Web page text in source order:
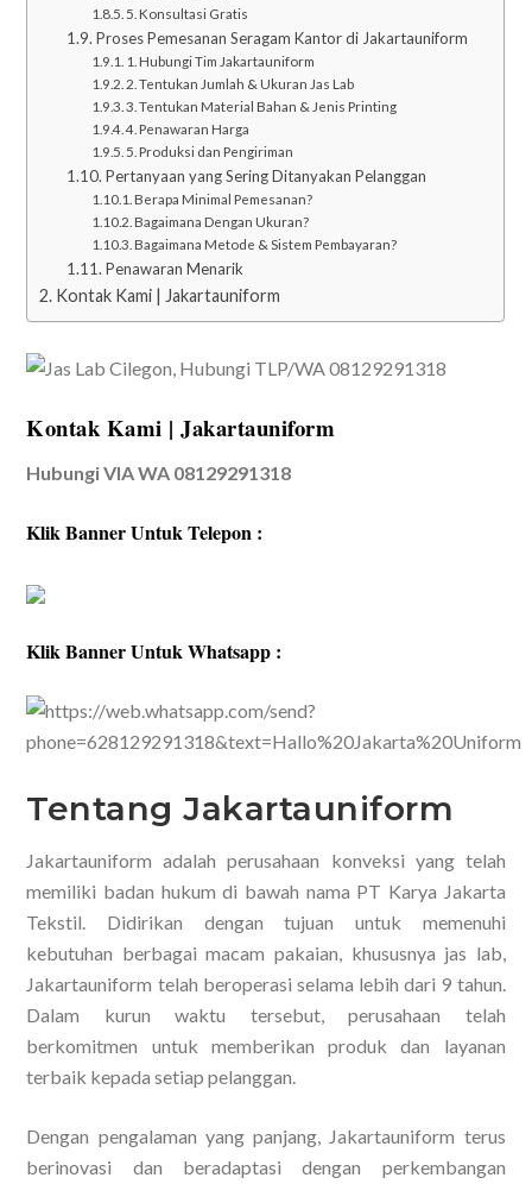
5. Konsultasi Gratis
Proses Pemesanan Seragam Kantor di Jakartauniform
1. Hubungi Tim Jakartauniform
2. Tentukan Jumlah & Ukuran Jas Lab
3. Tentukan Material Bahan & Jenis Printing
4. Penawaran Harga
5. Produksi dan Pengiriman
Pertanyaan yang Sering Ditanyakan Pelanggan
Berapa Minimal Pemesanan?
Bagaimana Dengan Ukuran?
Bagaimana Metode & Sistem Pembayaran?
Penawaran Menarik
Kontak Kami | Jakartauniform
Kontak Kami | Jakartauniform
Hubungi VIA WA 08129291318
Klik Banner Untuk Telepon :
Klik Banner Untuk Whatsapp :
Tentang Jakartauniform
Jakartauniform adalah perusahaan konveksi yang telah
memiliki badan hukum di bawah nama PT Karya Jakarta
Tekstil. Didirikan dengan tujuan untuk memenuhi
kebutuhan berbagai macam pakaian, khususnya jas lab,
Jakartauniform telah beroperasi selama lebih dari 9 tahun.
Dalam kurun waktu tersebut, perusahaan telah
berkomitmen untuk memberikan produk dan layanan
terbaik kepada setiap pelanggan.
Dengan pengalaman yang panjang, Jakartauniform terus
berinovasi dan beradaptasi dengan perkembangan